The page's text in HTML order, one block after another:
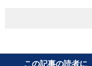
この記事の読者に